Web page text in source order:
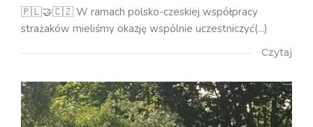
🇵🇱🤝🇨🇿 W ramach polsko-czeskiej współpracy
strażaków mieliśmy okazję wspólnie uczestniczyć(...)
Czytaj